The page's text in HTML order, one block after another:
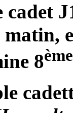
cadet
8ème